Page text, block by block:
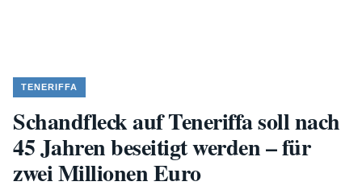
TENERIFFA
Schandfleck auf Teneriffa soll nach
45 Jahren beseitigt werden – für
zwei Millionen Euro